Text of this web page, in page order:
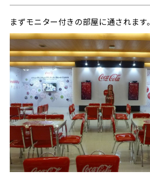
まずモニター付きの部屋に通されます。